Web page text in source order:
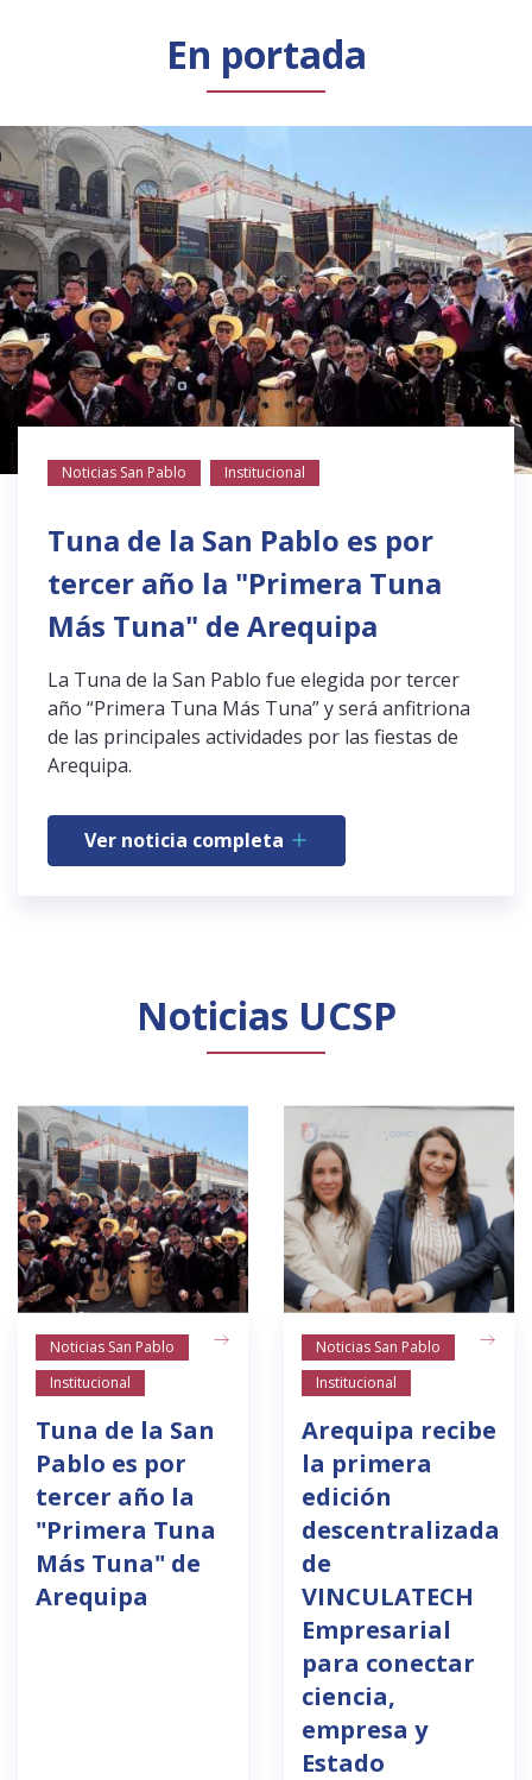
En portada
Noticias San Pablo Institucional
Tuna de la San Pablo es por
tercer año la "Primera Tuna
Más Tuna" de Arequipa
La Tuna de la San Pablo fue elegida por tercer
año “Primera Tuna Más Tuna” y será anfitriona
de las principales actividades por las fiestas de
Arequipa.
Ver noticia completa
Noticias UCSP
Noticias San Pablo
Institucional
Tuna de la San
Pablo es por
tercer año la
"Primera Tuna
Más Tuna" de
Arequipa
Noticias San Pablo
Institucional
Arequipa recibe
la primera
edición
descentralizada
de
VINCULATECH
Empresarial
para conectar
ciencia,
empresa y
Estado